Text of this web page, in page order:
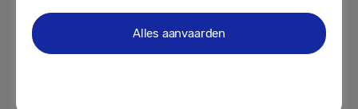
digitale leermiddelen. Voor het onderdeel
Smart Teachers worden leraren, directeuren
en bestuurders getraind om hun lessen
Alles aanvaarden